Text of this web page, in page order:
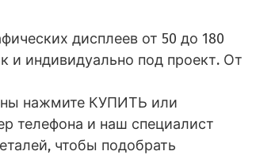
дисплеев от 50 до 180
и индивидуально под проект. От
нажмите КУПИТЬ или
телефона и наш специалист
чтобы подобрать